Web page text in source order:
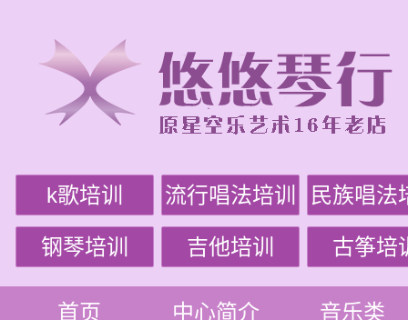
k歌培训 流行唱法培训 民族唱法
钢琴培训 吉他培训 古筝培
首页 中心简介 音乐类